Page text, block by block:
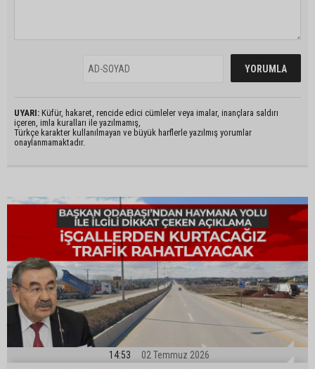
UYARI: Küfür, hakaret, rencide edici cümleler veya imalar, inançlara saldırı
içeren, imla kuralları ile yazılmamış,
Türkçe karakter kullanılmayan ve büyük harflerle yazılmış yorumlar
onaylanmamaktadır.
14:53 02 Temmuz 2026